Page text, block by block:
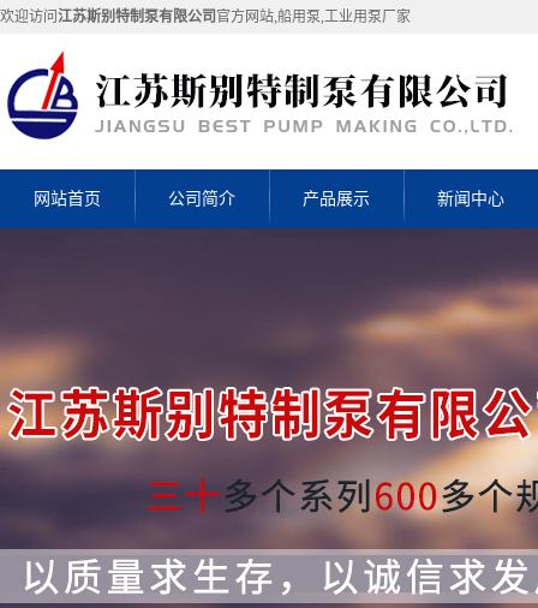
欢迎访问 江苏斯别特制泵有限公司 官方网站,船用泵,工业用泵厂家
网站首页 公司简介 产品展示 新闻中心